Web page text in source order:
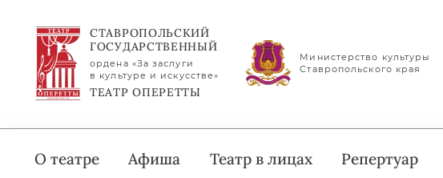
СТАВРОПОЛЬСКИЙ
ГОСУДАРСТВЕННЫЙ
ордена «За заслуги
в культуре и искусстве»
ТЕАТР ОПЕРЕТТЫ
Министерство культуры
Ставропольского края
О театре Афиша Театр в лицах Репертуар